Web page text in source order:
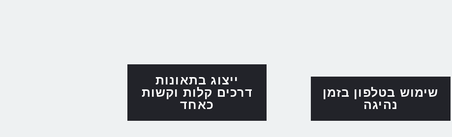
שימוש בטלפון בזמן
נהיגה
ייצוג בתאונות
דרכים קלות וקשות
כאחד